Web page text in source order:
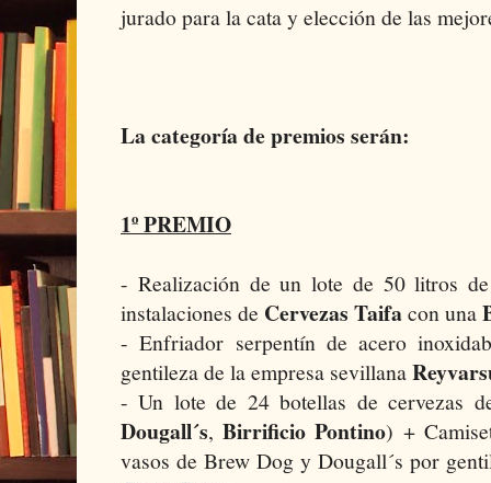
jurado para la cata y elección de las
La categoría de premios serán:
1º PREMIO
- Realización de un lote de 50 litros
instalaciones de Cervezas Taifacon una
- Enfriador serpentín de acero
gentileza de la empresa sevillana
- Un lote de 24 botellas de cervezas
Dougall´s,Birrificio Pontino) +
vasos de Brew Dog y Dougall´s por